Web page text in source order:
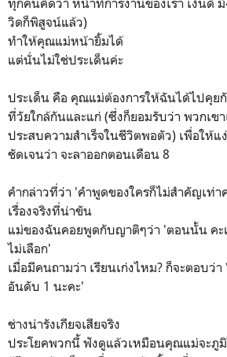
วิดก็พิสูจน์แล้ว)
ทำให้คุณแม่หน้ายิ้มได้
แต่นั่นไม่ใช่ประเด็นค่ะ
ประเด็น คือ คุณแม่ต้องการให้ฉันได้ไปคุ
ที่วัยใกล้กันและแก่ (ซึ่งก็ยอมรับว่า พวกเข
ประสบความสำเร็จในชีวิตพอตัว) เพื่อให้
ชัดเจนว่า จะลาออกตอนเดือน 8
คำกล่าวที่ว่า 'คำพูดของใครก็ไม่สำคัญเท่
เรื่องจริงที่น่าขัน
แม่ของฉันคอยพูดกับญาติๆว่า 'ตอนนั้น ค
ไม่เลือก'
เมื่อมีคนถามว่า เรียนเก่งไหม? ก็จะตอบว่
อันดับ 1 นะคะ'
ช่างน่ารังเกียจเสียจริง
ประโยคพวกนี้ ฟังดูแล้วเหมือนคุณแม่จะภู